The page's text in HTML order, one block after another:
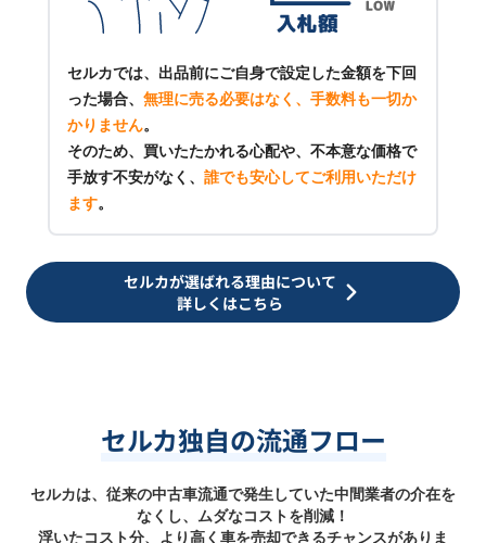
セルカでは、出品前にご自身で設定した金額を下回
った場合、 無理に売る必要はなく、手数料も一切か
かりません。
そのため、買いたたかれる心配や、不本意な価格で
手放す不安がなく、 誰でも安心してご利用いただけ
ます。
セルカが選ばれる理由について
詳しくはこちら
セルカ独自の流通フロー
セルカは、従来の中古車流通で発生していた中間業者の介在を
なくし、ムダなコストを削減！
浮いたコスト分、より高く車を売却できるチャンスがありま